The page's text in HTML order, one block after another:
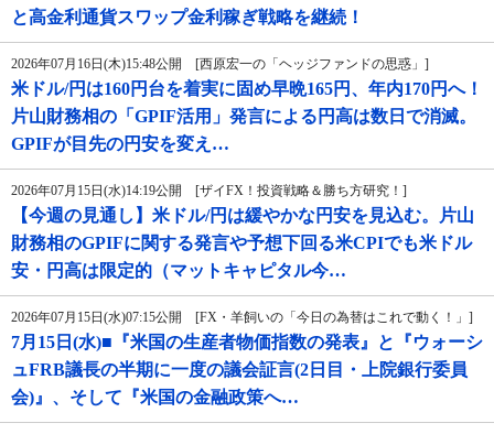
と高金利通貨スワップ金利稼ぎ戦略を継続！
2026年07月16日(木)15:48公開 [西原宏一の「ヘッジファンドの思惑」]
米ドル/円は160円台を着実に固め早晩165円、年内170円へ！
片山財務相の「GPIF活用」発言による円高は数日で消滅。
GPIFが目先の円安を変え…
2026年07月15日(水)14:19公開 [ザイFX！投資戦略＆勝ち方研究！]
【今週の見通し】米ドル/円は緩やかな円安を見込む。片山
財務相のGPIFに関する発言や予想下回る米CPIでも米ドル
安・円高は限定的（マットキャピタル今…
2026年07月15日(水)07:15公開 [FX・羊飼いの「今日の為替はこれで動く！」]
7月15日(水)■『米国の生産者物価指数の発表』と『ウォーシ
ュFRB議長の半期に一度の議会証言(2日目・上院銀行委員
会)』、そして『米国の金融政策へ…